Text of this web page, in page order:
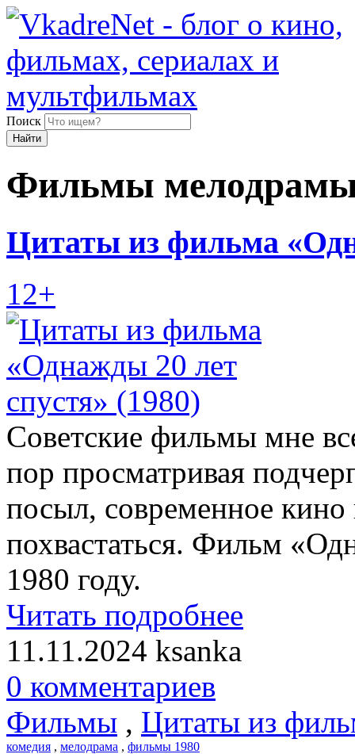
Поиск
Найти
Фильмы
Цитаты из фильма
12+
Советские фильмы мне
пор просматривая
посыл, современное кино
похвастаться. Фильм
1980 году.
Читать подробнее
11.11.2024 ksanka
0 комментариев
Фильмы , Цитаты из
комедия , мелодрама , фильмы 1980